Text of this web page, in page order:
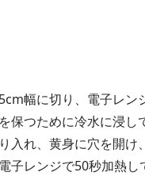
幅に切り、電子レン
保つために冷水に浸し
入れ、黄身に穴を開け
子レンジで50秒加熱し